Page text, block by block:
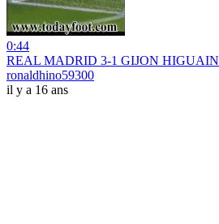
0:44
REAL MADRID 3-1 GIJON HIGUAIN
ronaldhino59300
il y a 16 ans